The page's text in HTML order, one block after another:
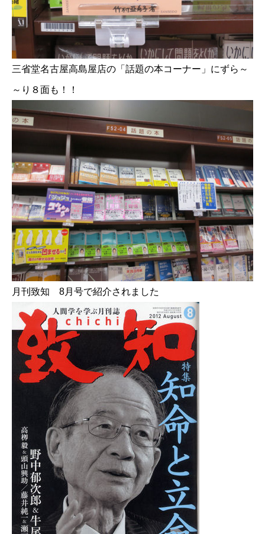
三省堂名古屋高島屋店の「話題の本コーナー」にずら～
～り８面も！！
月刊致知 8月号で紹介されました